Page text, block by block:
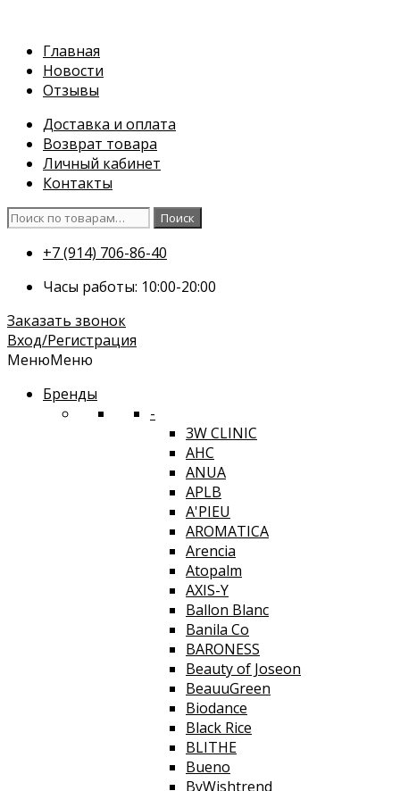
содержимому
Главная
Новости
Отзывы
Доставка и оплата
Возврат товара
Личный кабинет
Контакты
Искать:
Поиск
+7 (914) 706-86-40
Часы работы: 10:00-20:00
Заказать звонок
Вход/Регистрация
МенюМеню
Бренды
-
3W CLINIC
AHC
ANUA
APLB
A'PIEU
AROMATICA
Arencia
Atopalm
AXIS-Y
Ballon Blanc
Banila Co
BARONESS
Beauty of Joseon
BeauuGreen
Biodance
Black Rice
BLITHE
Bueno
ByWishtrend